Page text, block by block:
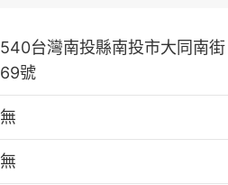
540台灣南投縣南投市大同南街
69號
無
無